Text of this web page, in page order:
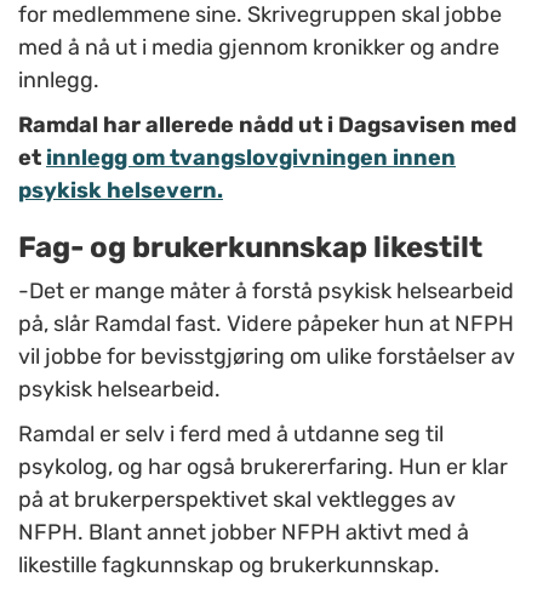
for medlemmene sine. Skrivegruppen skal jobbe
med å nå ut i media gjennom kronikker og andre
innlegg.
Ramdal har allerede nådd ut i Dagsavisen med
et innlegg om tvangslovgivningen innen
psykisk helsevern.
Fag- og brukerkunnskap likestilt
-Det er mange måter å forstå psykisk helsearbeid
på, slår Ramdal fast. Videre påpeker hun at NFPH
vil jobbe for bevisstgjøring om ulike forståelser av
psykisk helsearbeid.
Ramdal er selv i ferd med å utdanne seg til
psykolog, og har også brukererfaring. Hun er klar
på at brukerperspektivet skal vektlegges av
NFPH. Blant annet jobber NFPH aktivt med å
likestille fagkunnskap og brukerkunnskap.